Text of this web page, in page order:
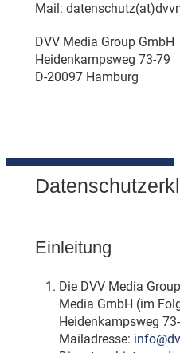
Mail:
DVV Media Group GmbH
Heidenkampsweg 73-79
D-20097 Hamburg
Einleitung
Die DVV Media
Media GmbH (im
Heidenkampsweg
Mailadresse: info@